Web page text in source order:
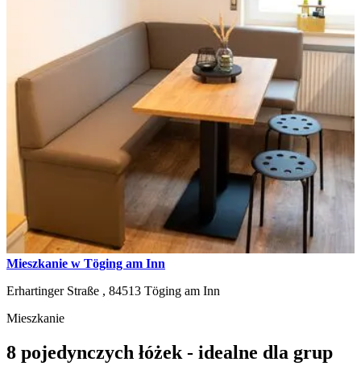
Mieszkanie w Töging am Inn
Erhartinger Straße , 84513 Töging am Inn
Mieszkanie
8 pojedynczych łóżek - idealne dla grup